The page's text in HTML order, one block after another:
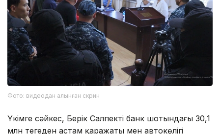
Фото: видеодан алынған скрин
Үкімге сәйкес, Берік Салпектің банк шотындағы 30,1
млн теңгеден астам қаражаты мен автокөлігі